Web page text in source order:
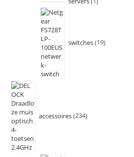
switches 19
accessoires 234